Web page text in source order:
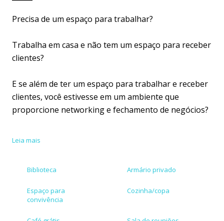
Precisa de um espaço para trabalhar?
Trabalha em casa e não tem um espaço para receber
clientes?
E se além de ter um espaço para trabalhar e receber
clientes, você estivesse em um ambiente que
proporcione networking e fechamento de negócios?
​Em um coworking você encontra uma estrutura bem
o networking com pessoas de diversas áreas e
estilos. Pode aumentar a produtividade, já que os
ambientes e as trocas feitas no espaço são propícios
Leia mais
Biblioteca Armário privado
Espaço para
convivência
Cozinha/copa